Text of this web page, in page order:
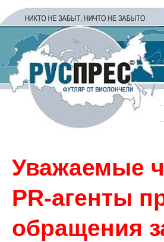
Уважаемые
PR-агенты
обращения